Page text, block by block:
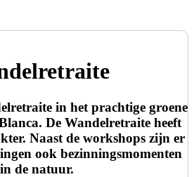
in het prachtige groene
De Wandelretraite heeft
Naast de workshops zijn er
ook bezinningsmomenten
in de natuur.